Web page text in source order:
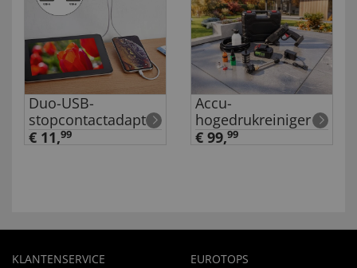
Duo-USB-
stopcontactadapter
€ 11,99
Accu-
hogedrukreiniger
€ 99,99
KLANTENSERVICE EUROTOPS